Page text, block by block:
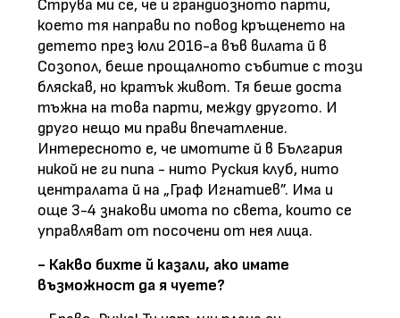
Струва ми се, че и грандиозното парти,
което тя направи по повод кръщенето на
детето през юли 2016-а във вилата й в
Созопол, беше прощалното събитие с този
бляскав, но кратък живот. Тя беше доста
тъжна на това парти, между другото. И
друго нещо ми прави впечатление.
Интересното е, че имотите й в България
никой не ги пипа - нито Руския клуб, нито
централата й на „Граф Игнатиев”. Има и
още 3-4 знакови имота по света, които се
управляват от посочени от нея лица.
- Какво бихте й казали, ако имате
възможност да я чуете?